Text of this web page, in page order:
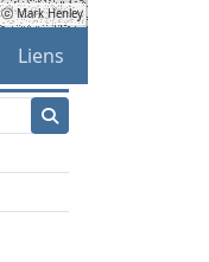
ⓒ Mark Henley
Liens